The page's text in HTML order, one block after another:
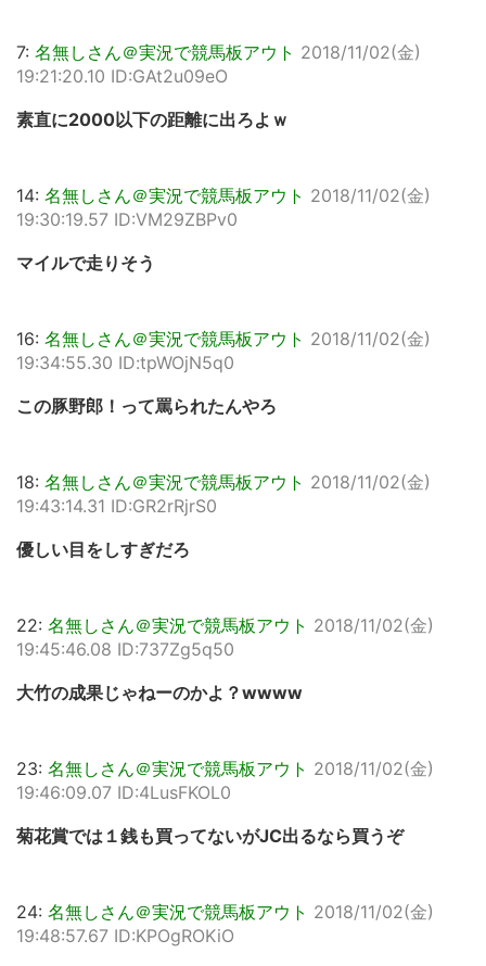
7: 名無しさん＠実況で競馬板アウト 2018/11/02(金)
19:21:20.10 ID:GAt2u09eO
素直に2000以下の距離に出ろよｗ
14: 名無しさん＠実況で競馬板アウト 2018/11/02(金)
19:30:19.57 ID:VM29ZBPv0
マイルで走りそう
16: 名無しさん＠実況で競馬板アウト 2018/11/02(金)
19:34:55.30 ID:tpWOjN5q0
この豚野郎！って罵られたんやろ
18: 名無しさん＠実況で競馬板アウト 2018/11/02(金)
19:43:14.31 ID:GR2rRjrS0
優しい目をしすぎだろ
22: 名無しさん＠実況で競馬板アウト 2018/11/02(金)
19:45:46.08 ID:737Zg5q50
大竹の成果じゃねーのかよ？wwww
23: 名無しさん＠実況で競馬板アウト 2018/11/02(金)
19:46:09.07 ID:4LusFKOL0
菊花賞では１銭も買ってないがJC出るなら買うぞ
24: 名無しさん＠実況で競馬板アウト 2018/11/02(金)
19:48:57.67 ID:KPOgROKiO